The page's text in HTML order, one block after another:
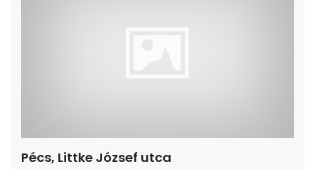
Pécs, Littke József utca